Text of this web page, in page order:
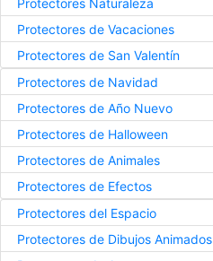
Protectores de Vacaciones
Protectores de San Valentín
Protectores de Navidad
Protectores de Año Nuevo
Protectores de Halloween
Protectores de Animales
Protectores de Efectos
Protectores del Espacio
Protectores de Dibujos Animados